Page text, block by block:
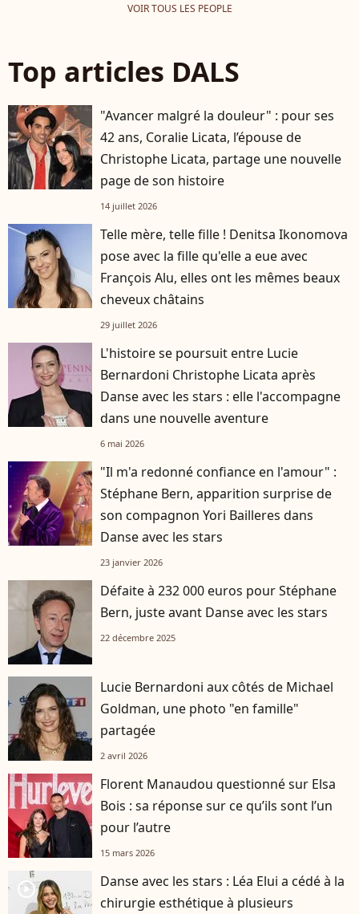
VOIR TOUS LES PEOPLE
Top articles DALS
"Avancer malgré la douleur" : pour ses
42 ans, Coralie Licata, l’épouse de
Christophe Licata, partage une nouvelle
page de son histoire
14 juillet 2026
Telle mère, telle fille ! Denitsa Ikonomova
pose avec la fille qu'elle a eue avec
François Alu, elles ont les mêmes beaux
cheveux châtains
29 juillet 2026
L'histoire se poursuit entre Lucie
Bernardoni Christophe Licata après
Danse avec les stars : elle l'accompagne
dans une nouvelle aventure
6 mai 2026
"Il m'a redonné confiance en l'amour" :
Stéphane Bern, apparition surprise de
son compagnon Yori Bailleres dans
Danse avec les stars
23 janvier 2026
Défaite à 232 000 euros pour Stéphane
Bern, juste avant Danse avec les stars
22 décembre 2025
Lucie Bernardoni aux côtés de Michael
Goldman, une photo "en famille"
partagée
2 avril 2026
Florent Manaudou questionné sur Elsa
Bois : sa réponse sur ce qu’ils sont l’un
pour l’autre
15 mars 2026
player2
Danse avec les stars : Léa Elui a cédé à la
chirurgie esthétique à plusieurs